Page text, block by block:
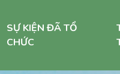
SỰ KIỆN ĐÃ TỔ
CHỨC